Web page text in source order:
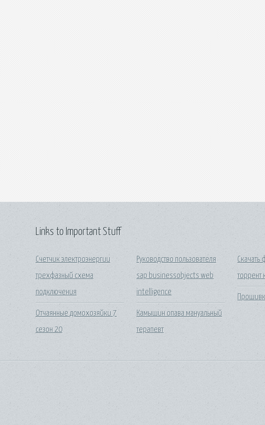
Links to Important Stuff
Счетчик электроэнергии
трехфазный схема
подключения
Отчаянные домохозяйки 7
сезон 20
Руководство пользователя
sap businessobjects web
intelligence
Камышин опава мануальный
терапевт
Скачать
торрент